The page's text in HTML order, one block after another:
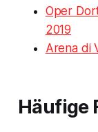
Oper
2019
Arena di
Häufige